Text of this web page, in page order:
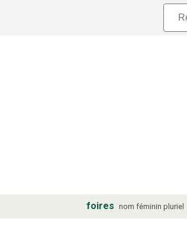
foires nom féminin pluriel